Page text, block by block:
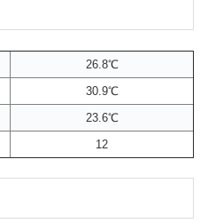
26.8℃
30.9℃
23.6℃
12